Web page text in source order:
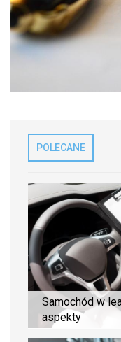
POLECANE
Samochód w
aspekty